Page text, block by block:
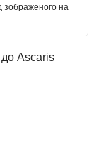
зображеного на
до Ascaris